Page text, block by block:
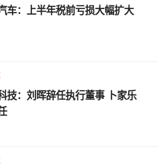
车：上半年税前亏损大幅扩大
技：刘晖辞任执行董事 卜家乐